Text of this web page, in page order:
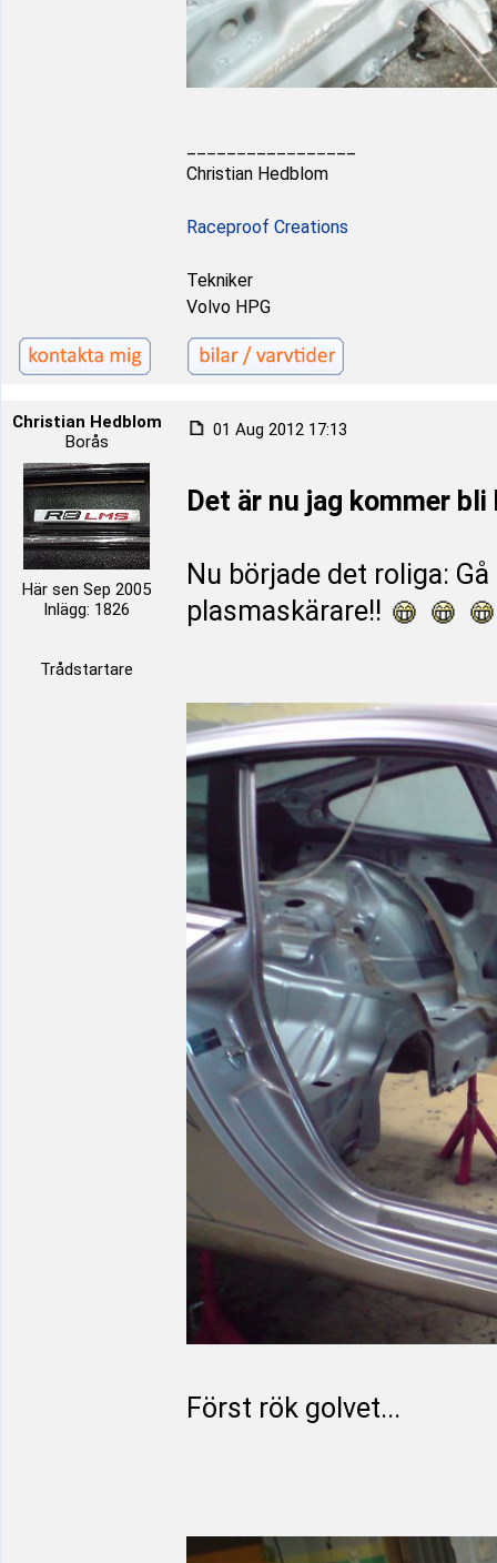
Christian Hedblom
Raceproof Creations
Tekniker
Volvo HPG
Christian Hedblom
Borås
Här sen Sep 2005
Inlägg: 1826
Trådstartare
01 Aug 2012 17:13
Det är nu jag kommer
Nu började det roliga:
plasmaskärare!!
Först rök golvet...